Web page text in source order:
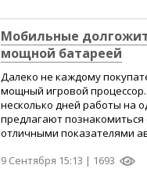
Мобильные
мощной батареей
Далеко не каждому
мощный игровой
несколько дней работы на
предлагают
отличными показателями
9 Сентября 15:13 | 1693